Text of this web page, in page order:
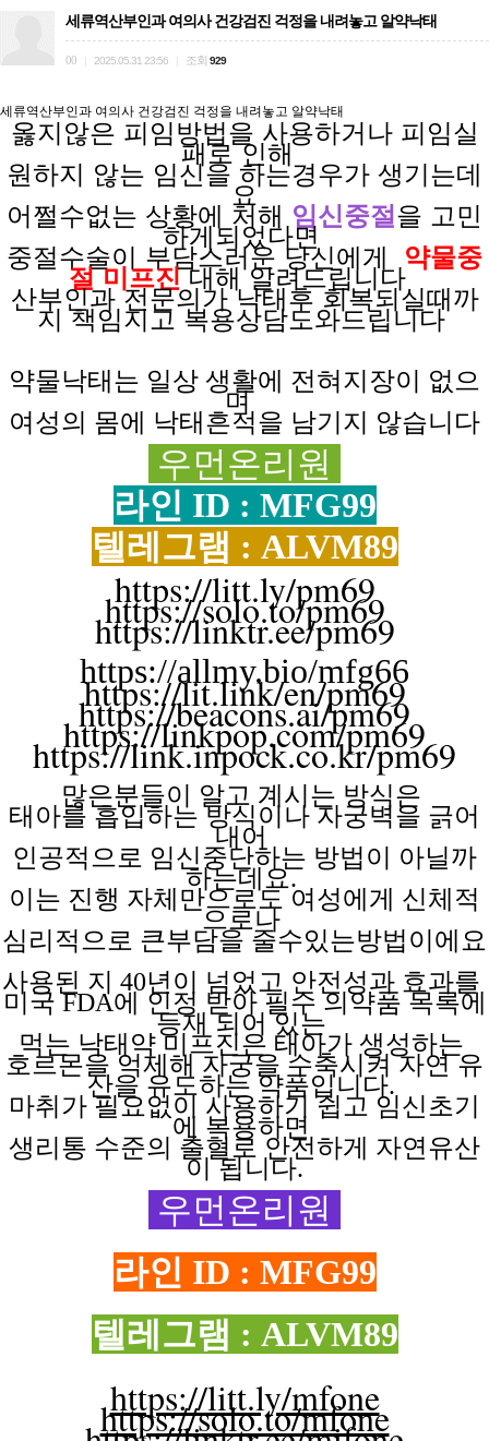
세류역산부인과 여의사 건강검진 걱정을 내려놓고 알약낙­태
00 2025.05.31 23:56 조회 929
세류역산부인과 여의사 건강검진 걱정을 내려놓고 알약낙­태
옳지않은 피임방법을 사용하거나피임실
패로인해
원하지 않는 임신을 하는경우가 생기는데
요
어쩔수없는 상황에 처해 임신중절 을 고민
하게되었다면
중절수술이 부담스러운 당신에게 약물중
절 미프진 대해 알려드립니다
산부인과 전문의가낙태후 회복되실때까
지책임지고 복용상담도와드립니다
약물낙태는 일상 생활에 전혀지장이 없으
며
여성의 몸에 낙태흔적을 남기지 않습니다
우먼온리원
라인 ID : MFG99
텔레그램 : ALVM89
https://litt.ly/pm69
https://solo.to/pm69
https://linktr.ee/pm69
https://allmy.bio/mfg66
https://lit.link/en/pm69
https://beacons.ai/pm69
https://linkpop.com/pm69
https://link.inpock.co.kr/pm69
많은분들이 알고 계시는 방식은
태아를 흡입하는방식이나자궁벽을 긁어
내어
인공적으로 임신중단하는 방법이 아닐까
하는데요.
이는 진행 자체만으로도여성에게 신체적
으로나
심리적으로 큰부담을 줄수있는방법이에요
사용된 지 40년이 넘었고 안전성과 효과를
미국 FDA에 인정 받아 필수 의약품 목록에
등재 되어 있는
먹는 낙태약미프진은 태아가 생성하는
호르몬을 억제해 자궁을 수축시켜자연유
산을 유도하는 약품입니다.
마취가 필요없이 사용하기 쉽고 임신초기
에 복용하면
생리통 수준의 출혈로 안전하게 자연유산
이 됩니다.
우먼온리원
라인 ID : MFG99
텔레그램 : ALVM89
https://litt.ly/mfone
https://solo.to/mfone